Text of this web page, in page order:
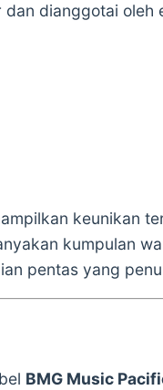
dan dianggotai
keunikan
kumpulan
pentas yang
BMG Music